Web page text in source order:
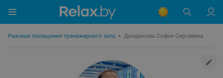
Разовые посещения тренажерного зала • Дюндикова София Сергеевна